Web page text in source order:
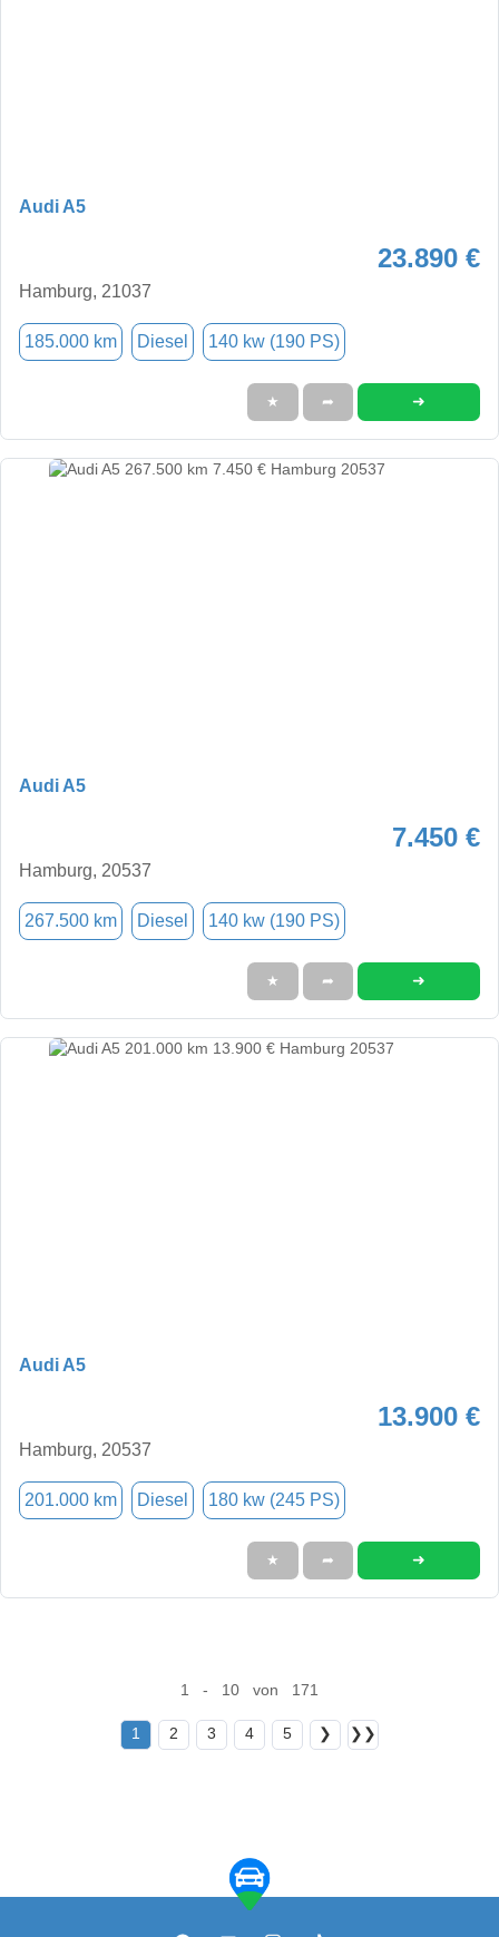
Audi A5
23.890 €
Hamburg, 21037
185.000 km Diesel 140 kw (190 PS)
★ ➦ ➜
Audi A5
7.450 €
Hamburg, 20537
267.500 km Diesel 140 kw (190 PS)
★ ➦ ➜
Audi A5
13.900 €
Hamburg, 20537
201.000 km Diesel 180 kw (245 PS)
★ ➦ ➜
1 - 10 von 171
1 2 3 4 5 ❯ ❯❯